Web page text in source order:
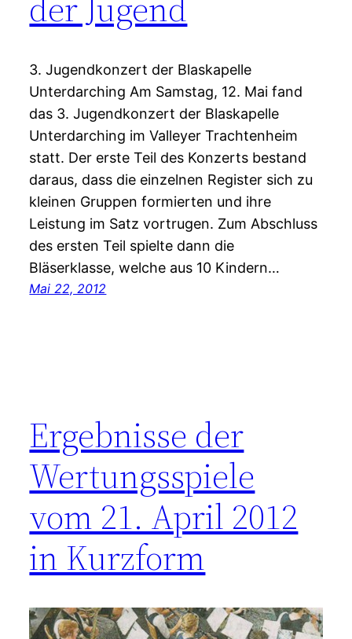
3. Jugendkonzert der Blaskapelle
Unterdarching Am Samstag, 12. Mai fand
das 3. Jugendkonzert der Blaskapelle
Unterdarching im Valleyer Trachtenheim
statt. Der erste Teil des Konzerts bestand
daraus, dass die einzelnen Register sich zu
kleinen Gruppen formierten und ihre
Leistung im Satz vortrugen. Zum Abschluss
des ersten Teil spielte dann die
Bläserklasse, welche aus 10 Kindern…
Mai 22, 2012
Ergebnisse der
Wertungsspiele
vom 21. April 2012
in Kurzform